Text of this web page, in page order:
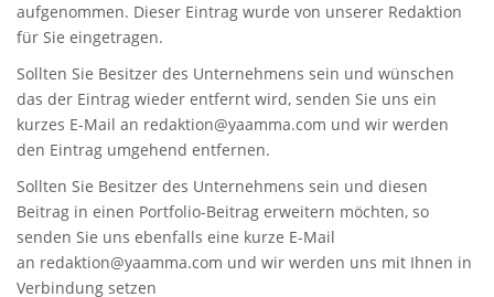
aufgenommen. Dieser Eintrag wurde von unserer Redaktion
für Sie eingetragen.
Sollten Sie Besitzer des Unternehmens sein und wünschen
das der Eintrag wieder entfernt wird, senden Sie uns ein
kurzes E-Mail an redaktion@yaamma.com und wir werden
den Eintrag umgehend entfernen.
Sollten Sie Besitzer des Unternehmens sein und diesen
Beitrag in einen Portfolio-Beitrag erweitern möchten, so
senden Sie uns ebenfalls eine kurze E-Mail
an redaktion@yaamma.com und wir werden uns mit Ihnen in
Verbindung setzen